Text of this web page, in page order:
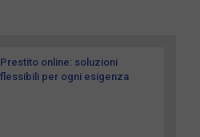
Prestito online: soluzioni
flessibili per ogni esigenza